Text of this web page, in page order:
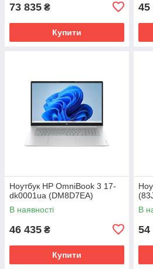
73 835 ₴
Купити
45
Ноутбук HP OmniBook 3 17-
dk0001ua (DM8D7EA)
В наявності
46 435 ₴
Купити
В
54